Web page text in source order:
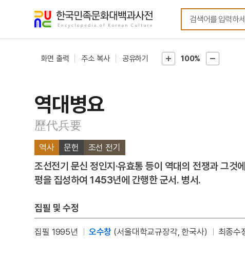
화면 출력 주소 복사 공유하기 100%
역대병요
歷代兵要
역사 문헌 조선 전기
조선전기 문신 정인지·유효통 등이 역대의 전쟁과 그것
평을 집성하여 1453년에 간행한 군서. 병서.
집필 및 수정
집필 1995년 오수창 (서울대학교규장각, 한국사) 최종수